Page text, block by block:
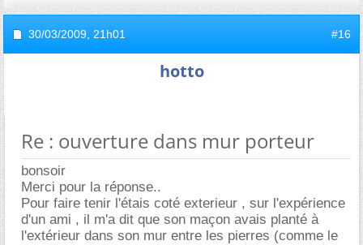
30/03/2009, 21h01 #16
hotto
Re : ouverture dans mur porteur
bonsoir
Merci pour la réponse..
Pour faire tenir l'étais coté exterieur , sur l'expérience
d'un ami , il m'a dit que son maçon avais planté à
l'extérieur dans son mur entre les pierres (comme le